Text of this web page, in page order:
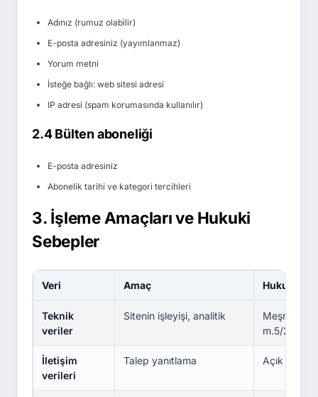
Adınız (rumuz olabilir)
E-posta adresiniz (yayımlanmaz)
Yorum metni
İsteğe bağlı: web sitesi adresi
IP adresi (spam korumasında kullanılır)
2.4 Bülten aboneliği
E-posta adresiniz
Abonelik tarihi ve kategori tercihleri
3. İşleme Amaçları ve Hukuki
Sebepler
Veri Amaç Hukuki
Teknik
veriler
Sitenin işleyişi, analitik
Meşru
m.5/2-f)
İletişim
verileri
Talep yanıtlama Açık rıza